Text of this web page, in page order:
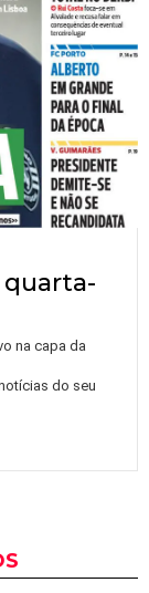
quarta-
na capa da
do seu